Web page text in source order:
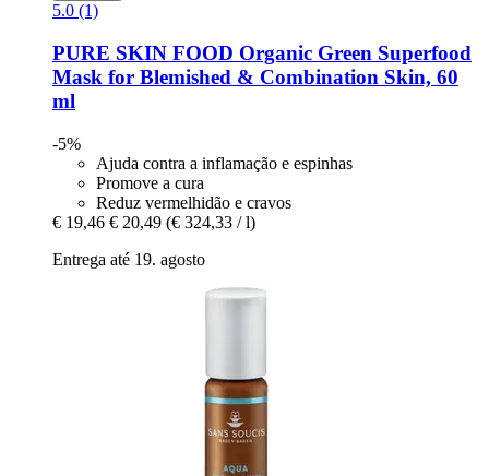
5.0 (1)
PURE SKIN FOOD Organic Green Superfood
Mask for Blemished & Combination Skin, 60
ml
-5%
Ajuda contra a inflamação e espinhas
Promove a cura
Reduz vermelhidão e cravos
€ 19,46 € 20,49 (€ 324,33 / l)
Entrega até 19. agosto